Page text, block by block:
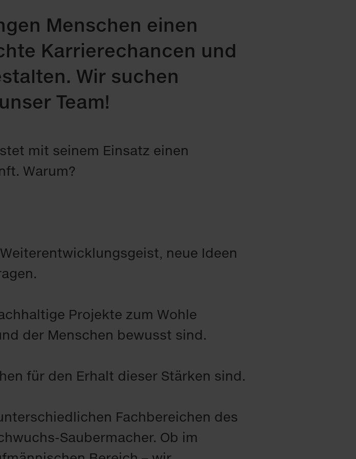
Menschen einen
Karrierechancen und
Wir suchen
Team!
mit seinem Einsatz einen
Warum?
neue Ideen
Projekte zum Wohle
der Menschen bewusst sind.
für den Erhalt dieser Stärken sind.
Fachbereichen des
Saubermacher. Ob im